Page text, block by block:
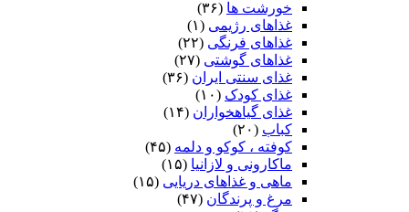
خورشت ها (۳۶)
غذاهای رژیمی (۱)
غذاهای فرنگی (۲۲)
غذاهای گوشتی (۲۷)
غذای سنتی ایران (۳۶)
غذای کودک (۱۰)
غذای گیاهخواران (۱۴)
کباب (۲۰)
کوفته ، کوکو و دلمه (۴۵)
ماکارونی و لازانیا (۱۵)
ماهی و غذاهای دریایی (۱۵)
مرغ و پرندگان (۴۷)